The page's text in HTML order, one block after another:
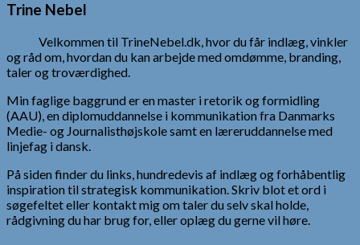
Trine Nebel
Velkommen til TrineNebel.dk, hvor du får indlæg, vinkler
og råd om, hvordan du kan arbejde med omdømme, branding,
taler og troværdighed.
Min faglige baggrund er en master i retorik og formidling
(AAU), en diplomuddannelse i kommunikation fra Danmarks
Medie- og Journalisthøjskole samt en læreruddannelse med
linjefag i dansk.
På siden finder du links, hundredevis af indlæg og forhåbentlig
inspiration til strategisk kommunikation. Skriv blot et ord i
søgefeltet eller kontakt mig om taler du selv skal holde,
rådgivning du har brug for, eller oplæg du gerne vil høre.